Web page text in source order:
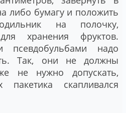
либо бумагу и положить
на полочку,
хранения фруктов.
псевдобульбами надо
Так, они не должны
не нужно допускать,
скапливался